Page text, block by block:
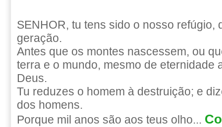
SENHOR, tu tens sido o nosso refúgio,
geração.
Antes que os montes nascessem, ou
terra e o mundo, mesmo de eternidade
Deus.
Tu reduzes o homem à destruição; e
dos homens.
Porque mil anos são aos teus olho...